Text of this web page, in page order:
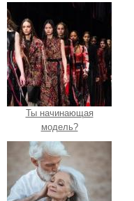
Ты начинающая
модель?